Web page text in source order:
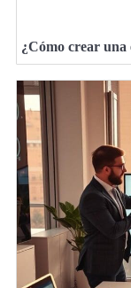
¿Cómo crear una